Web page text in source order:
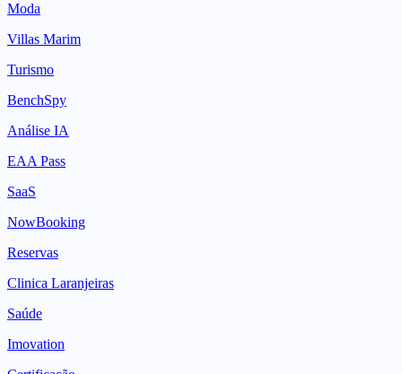
Moda
Villas Marim
Turismo
BenchSpy
Análise IA
EAA Pass
SaaS
NowBooking
Reservas
Clinica Laranjeiras
Saúde
Imovation